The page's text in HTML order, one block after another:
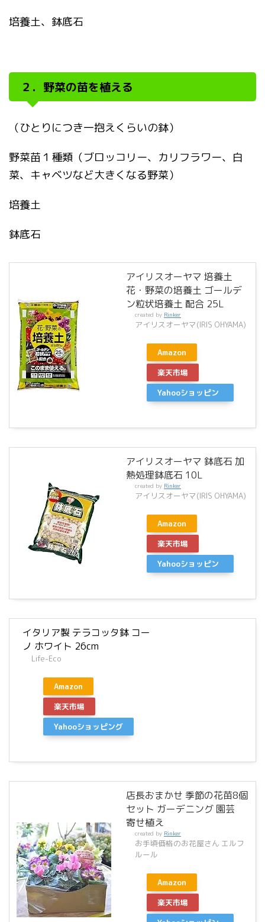
培養土、鉢底石
２．野菜の苗を植える
（ひとりにつき一抱えくらいの鉢）
野菜苗１種類（ブロッコリー、カリフラワー、白
菜、キャベツなど大きくなる野菜）
培養土
鉢底石
アイリスオーヤマ 培養土
花・野菜の培養土 ゴールデ
ン粒状培養土 配合 25L
created by Rinker
アイリスオーヤマ(IRIS OHYAMA)
Amazon
楽天市場
Yahooショッピン
アイリスオーヤマ 鉢底石 加
熱処理鉢底石 10L
created by Rinker
アイリスオーヤマ(IRIS OHYAMA)
Amazon
楽天市場
Yahooショッピン
イタリア製 テラコッタ鉢 コー
ノ ホワイト 26cm
Life-Eco
Amazon
楽天市場
Yahooショッピング
店長おまかせ 季節の花苗8個
セット ガーデニング 園芸
寄せ植え
created by Rinker
お手頃価格のお花屋さん エルフ
ルール
Amazon
楽天市場